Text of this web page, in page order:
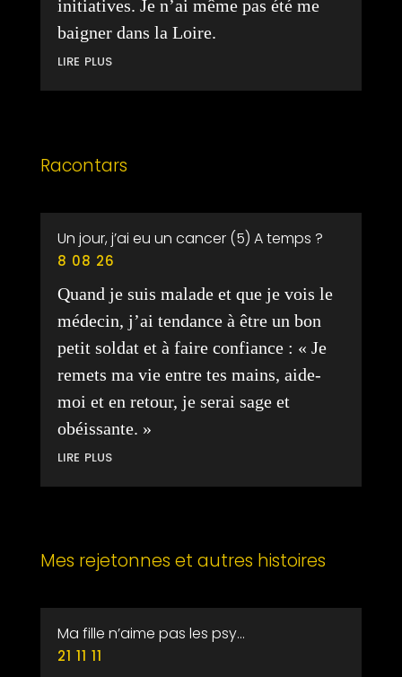
initiatives. Je n’ai même pas été me
baigner dans la Loire.
lire plus
Racontars
Un jour, j’ai eu un cancer (5) A temps ?
8 08 26
Quand je suis malade et que je vois le
médecin, j’ai tendance à être un bon
petit soldat et à faire confiance : « Je
remets ma vie entre tes mains, aide-
moi et en retour, je serai sage et
obéissante. »
lire plus
Mes rejetonnes et autres histoires
Ma fille n’aime pas les psy…
21 11 11